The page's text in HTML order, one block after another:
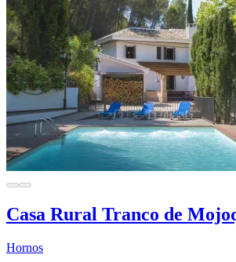
Casa Rural Tranco de
Hornos